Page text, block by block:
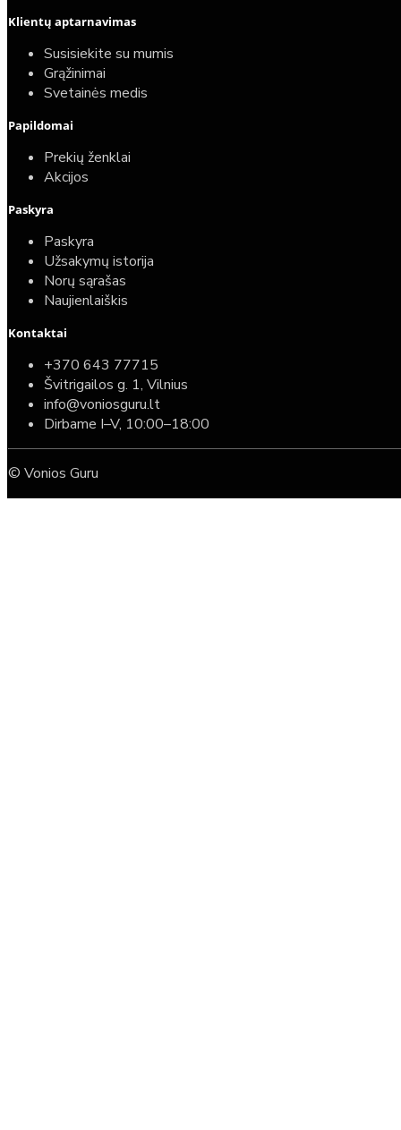
Klientų aptarnavimas
Susisiekite su mumis
Grąžinimai
Svetainės medis
Papildomai
Prekių ženklai
Akcijos
Paskyra
Paskyra
Užsakymų istorija
Norų sąrašas
Naujienlaiškis
Kontaktai
+370 643 77715
Švitrigailos g. 1, Vilnius
info@voniosguru.lt
Dirbame I–V, 10:00–18:00
© Vonios Guru